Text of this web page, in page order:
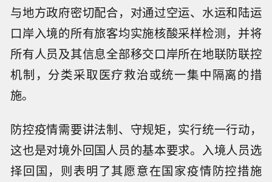
与地方政府密切配合，对通过空运、水运和陆运
口岸入境的所有旅客均实施核酸采样检测，并将
所有人员及其信息全部移交口岸所在地联防联控
机制，分类采取医疗救治或统一集中隔离的措
施。
防控疫情需要讲法制、守规矩，实行统一行动，
这也是对境外回国人员的基本要求。入境人员选
择回国，则表明了其愿意在国家疫情防控措施